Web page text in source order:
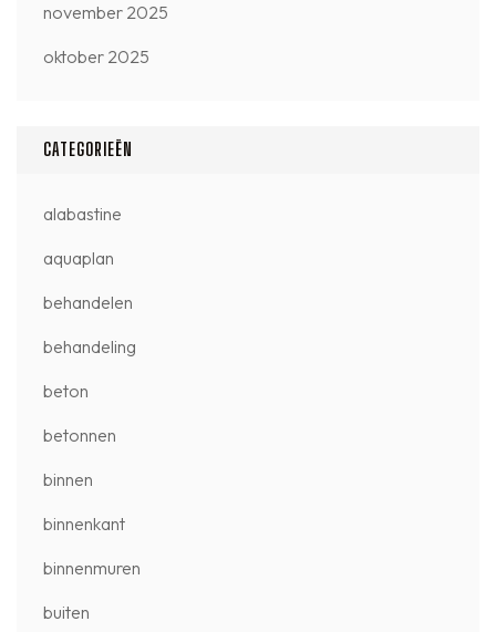
november 2025
oktober 2025
CATEGORIEËN
alabastine
aquaplan
behandelen
behandeling
beton
betonnen
binnen
binnenkant
binnenmuren
buiten